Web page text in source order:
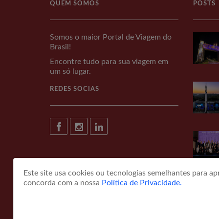
QUEM SOMOS
Somos o maior Portal de Viagem do
Brasil!
Encontre tudo para sua viagem em
um só lugar.
REDES SOCIAS
POSTS
Este site usa cookies ou tecnologias semelhantes para
concorda com a nossa Política de Privacidade.